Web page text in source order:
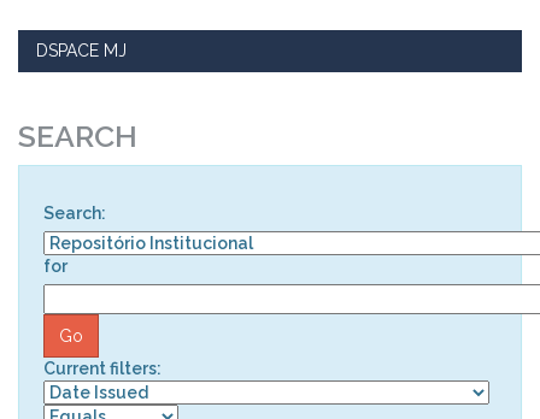
DSPACE MJ
SEARCH
Search:
for
Current filters: